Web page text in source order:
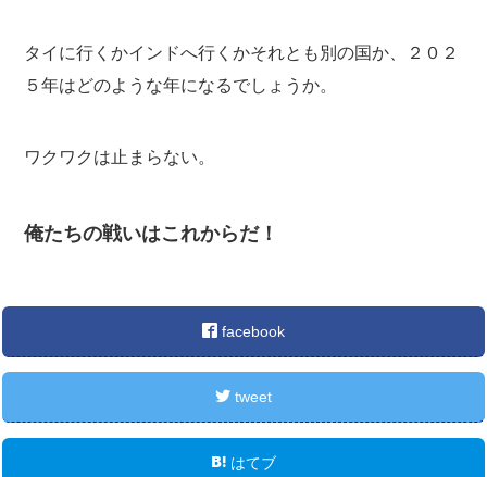
タイに行くかインドへ行くかそれとも別の国か、２０２
５年はどのような年になるでしょうか。
ワクワクは止まらない。
俺たちの戦いはこれからだ！
facebook
tweet
はてブ